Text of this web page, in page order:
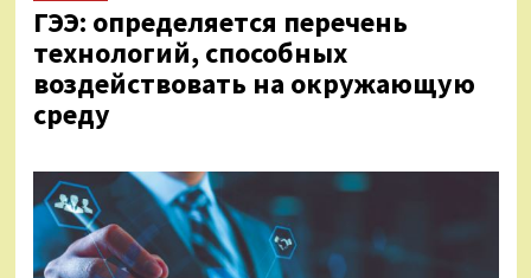
ГЭЭ: определяется перечень
технологий, способных
воздействовать на окружающую
среду